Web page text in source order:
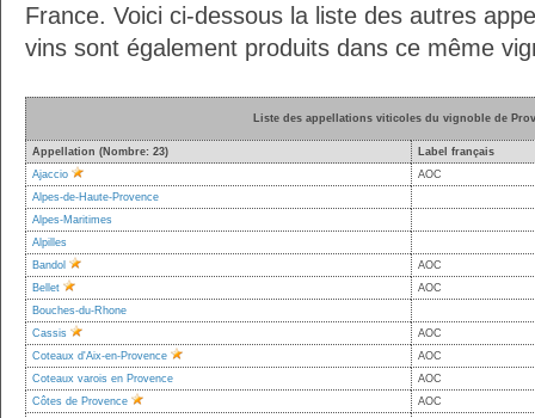
France. Voici ci-dessous la liste des autres
vins sont également produits dans ce même
Liste des appellations viticoles du vignoble de
Appellation (Nombre: 23)
Label français
Ajaccio
AOC
Alpes-de-Haute-Provence
Alpes-Maritimes
Alpilles
Bandol
AOC
Bellet
AOC
Bouches-du-Rhone
Cassis
AOC
Coteaux d'Aix-en-Provence
AOC
Coteaux varois en Provence
AOC
Côtes de Provence
AOC